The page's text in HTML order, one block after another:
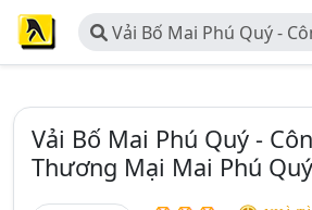
Vải Bố Mai Phú Quý -
TNHH Thương Mại Mai
Vải Bố Mai Phú Quý -
Thương Mại Mai Phú Quý